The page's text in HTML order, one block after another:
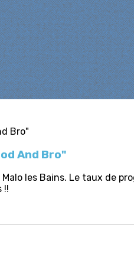
And Bro"
les Bains. Le taux de
!!